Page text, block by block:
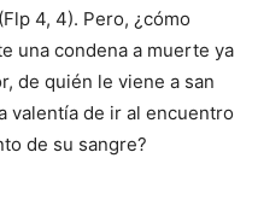
4, 4). Pero, ¿cómo
una condena a muerte ya
de quién le viene a san
valentía de ir al encuentro
de su sangre?